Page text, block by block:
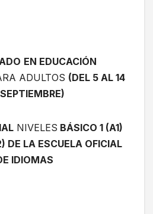
EN EDUCACIÓN
ADULTOS (DEL 5 AL 14
NIVELES BÁSICO 1 (A1)
DE LA ESCUELA OFICIAL
IDIOMAS